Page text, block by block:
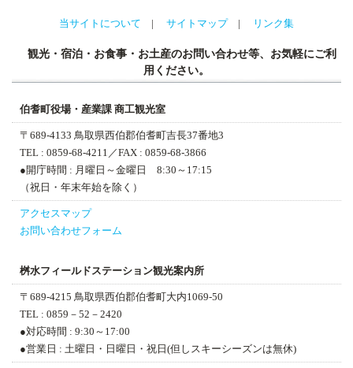
当サイトについて サイトマップ リンク集
観光・宿泊・お食事・お土産のお問い合わせ等、お気軽にご利
用ください。
伯耆町役場・産業課 商工観光室
〒689-4133 鳥取県西伯郡伯耆町吉長37番地3
TEL : 0859-68-4211 ／FAX : 0859-68-3866
●開庁時間 : 月曜日～金曜日 8:30～17:15
（祝日・年末年始を除く）
アクセスマップ
お問い合わせフォーム
桝水フィールドステーション観光案内所
〒689-4215 鳥取県西伯郡伯耆町大内1069-50
TEL : 0859－52－2420
●対応時間 : 9:30～17:00
●営業日 : 土曜日・日曜日・祝日(但しスキーシーズンは無休)